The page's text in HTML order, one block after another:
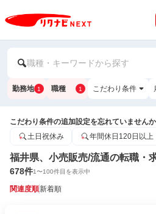
職種・キーワードから探す
勤務地 1 職種 1 こだわり条件
こだわり条件の追加設定を忘れていません
土日祝休み
年間休日120日以上
福井県、小売販売/流通の転職・
678件1〜100件目を表示中
関連度順新着順